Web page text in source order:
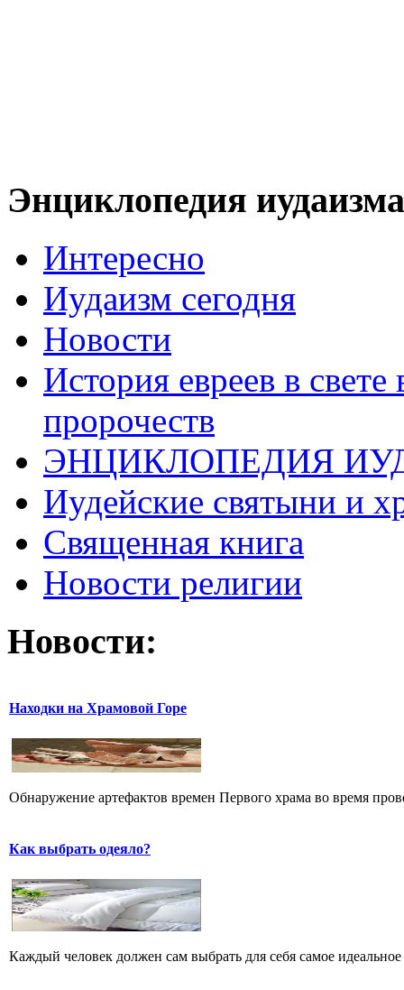
Энциклопедия иудаизма
Интересно
Иудаизм сегодня
Новости
История евреев в
пророчеств
ЭНЦИКЛОПЕДИЯ
Иудейские святыни и
Священная книга
Новости религии
Новости:
Находки на Храмовой Горе
Обнаружение артефактов времен Первого храма во время
Как выбрать одеяло?
Каждый человек должен сам выбрать для себя самое